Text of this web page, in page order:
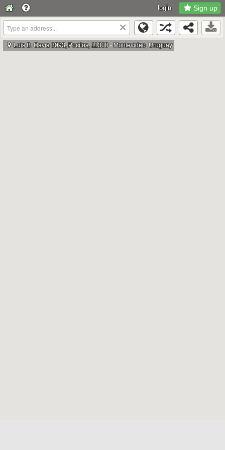
×
Luis B. Cavia 3093, Pocitos, 11300 - Montevideo, Uruguay
login Sign up